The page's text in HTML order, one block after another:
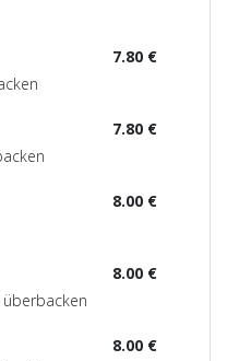
7.80 €
7.80 €
8.00 €
8.00 €
8.00 €